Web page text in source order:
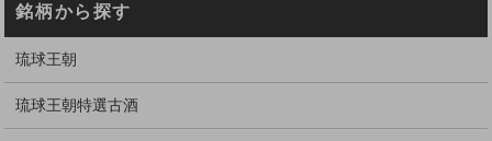
銘柄から探す
琉球王朝
琉球王朝特選古酒